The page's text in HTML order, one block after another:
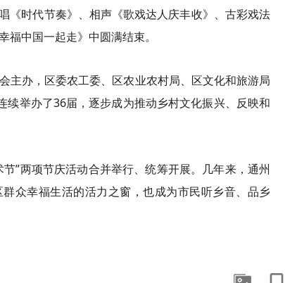
《时代节奏》、相声《歌戏达人庆丰收》、古彩戏法
福中国一起走》中圆满结束。
主办，区委农工委、区农业农村局、区文化和旅游局
续举办了36届，逐步成为推动乡村文化振兴、反映和
”两项节庆活动合并举行、统筹开展。几年来，通州
众幸福生活的活力之窗，也成为市民听乡音、品乡